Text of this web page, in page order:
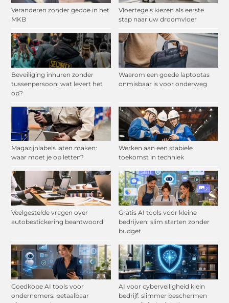
Veranderen zonder gedoe in het
MKB
Vloertegels kiezen als eerste
stap naar uw droomvloer
Beveiliging inhuren zonder
tussenpersoon: wat levert het
op?
Waarom een goede laptoptas
onmisbaar is voor onderweg
Magazijnlabels laten maken:
waar moet je op letten?
Werken aan een stabiele
toekomst in techniek
Veelgestelde vragen over
autobestickering beantwoord
Gratis AI tools voor kleine
bedrijven: slim starten zonder
budget
Goedkope AI tools voor
ondernemers: betaalbaar
AI voor cyberveiligheid klein
bedrijf: slimmer beschermen